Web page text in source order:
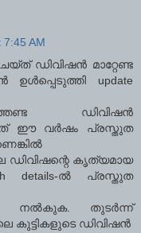
AM
ഡിവിഷന്‍ മാറ്റേണ്ട
ഉള്‍പ്പെടുത്തി update
ഡിവിഷന്‍
ഈ വര്‍ഷം പ്രസ്തുത
ഡിവിഷന്റെ കൃത്യമായ
details-ല്‍ പ്രസ്തുത
നല്‍കുക. തുടര്‍ന്ന്
കുട്ടികളുടെ ഡിവിഷന്‍